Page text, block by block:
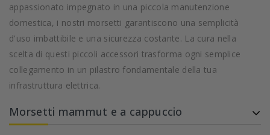
appassionato impegnato in una piccola manutenzione
domestica, i nostri morsetti garantiscono una semplicità
d'uso imbattibile e una sicurezza costante. La cura nella
scelta di questi piccoli accessori trasforma ogni semplice
collegamento in un pilastro fondamentale della tua
infrastruttura elettrica.
Morsetti mammut e a cappuccio